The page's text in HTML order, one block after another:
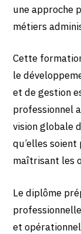
une approche
métiers
Cette
le
et de gestion
professionnel
vision globale
qu’elles
maîtrisant les
Le diplôme
et